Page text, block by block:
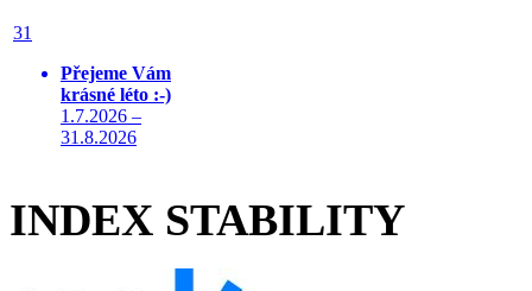
31
Přejeme Vám
krásné léto :-)
1.7.2026 –
31.8.2026
INDEX STABILITY